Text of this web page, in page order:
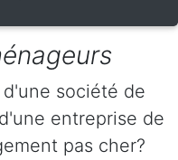
société de
entreprise de
pas cher?